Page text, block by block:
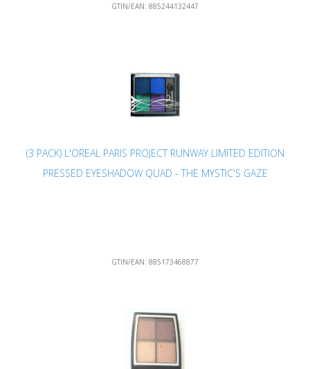
GTIN/EAN: 885244132447
(3 PACK) L'OREAL PARIS PROJECT RUNWAY LIMITED EDITION
PRESSED EYESHADOW QUAD - THE MYSTIC'S GAZE
GTIN/EAN: 885173468877